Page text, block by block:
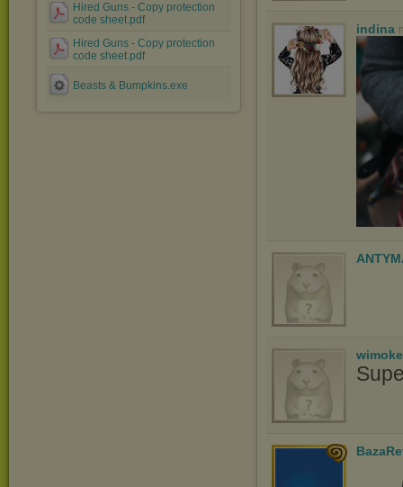
Hired Guns - Copy protection
code sheet.pdf
Hired Guns - Copy protection
code sheet.pdf
Beasts & Bumpkins.exe
indina